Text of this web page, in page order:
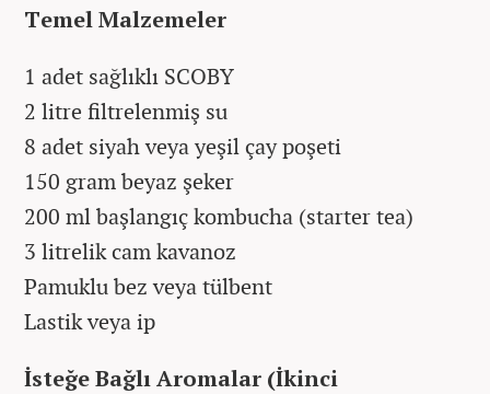
Temel Malzemeler
1 adet sağlıklı SCOBY
2 litre filtrelenmiş su
8 adet siyah veya yeşil çay poşeti
150 gram beyaz şeker
200 ml başlangıç kombucha (starter tea)
3 litrelik cam kavanoz
Pamuklu bez veya tülbent
Lastik veya ip
İsteğe Bağlı Aromalar (İkinci